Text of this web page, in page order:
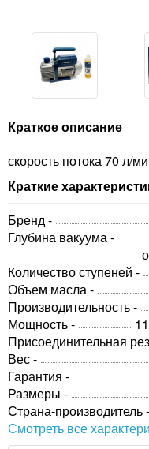
Краткое описание
скорость потока 70 л/
Краткие
Бренд -
Глубина вакуума -
Количество ступеней -
Объем масла -
Производительность -
Мощность -
Присоединительная
Вес -
Гарантия -
Размеры -
Страна-производитель -
Смотреть все